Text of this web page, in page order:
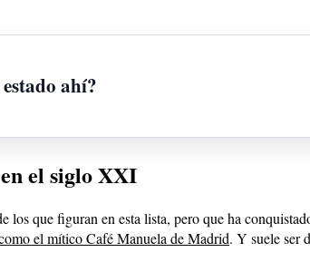
ahí?
el siglo XXI
que figuran en esta lista, pero que ha
el mítico Café Manuela de Madrid. Y suele ser